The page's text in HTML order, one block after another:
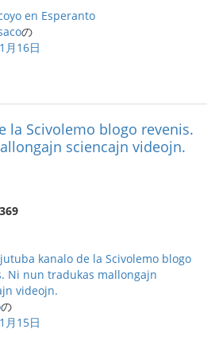
en Esperanto
の
月16日
la Scivolemo blogo revenis.
sciencajn videojn.
kanalo de la Scivolemo blogo
Ni nun tradukas mallongajn
videojn.
の
月15日